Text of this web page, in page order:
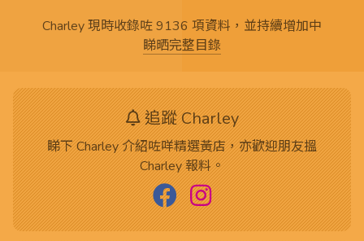
Charley 現時收錄咗 9136 項資料，並持續增加中
睇晒完整目錄
追蹤 Charley
睇下 Charley 介紹咗咩精選黃店，亦歡迎朋友搵
Charley 報料。